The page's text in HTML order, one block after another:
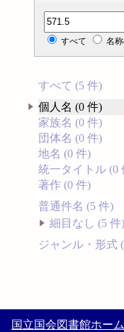
分類記号検索
すべて 名
すべて (5 件)
個人名 (0 件)
家族名 (0 件)
団体名 (0 件)
地名 (0 件)
統一タイトル (0
著作 (0 件)
普通件名 (5 件)
細目なし (5 件)
ジャンル・形式
国立国会図書館ホーム